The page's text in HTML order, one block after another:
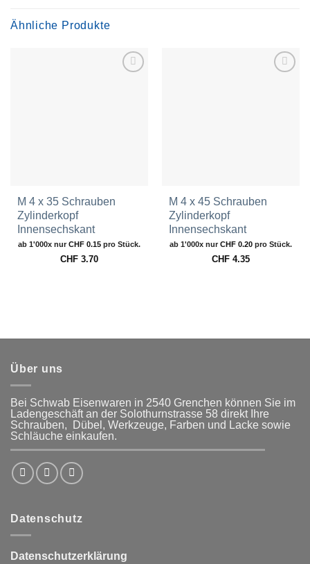
Ähnliche Produkte
M 4 x 35 Schrauben
Zylinderkopf
Innensechskant
ab 1'000x nur CHF 0.15 pro Stück.
CHF 3.70
M 4 x 45 Schrauben
Zylinderkopf
Innensechskant
ab 1'000x nur CHF 0.20 pro Stück.
CHF 4.35
Über uns
Bei Schwab Eisenwaren in 2540 Grenchen können Sie im
Ladengeschäft an der Solothurnstrasse 58 direkt Ihre
Schrauben, Dübel, Werkzeuge, Farben und Lacke sowie
Schläuche einkaufen.
Datenschutz
Datenschutzerklärung